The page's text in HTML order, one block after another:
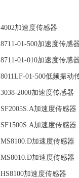
4002加速度传感器
8711-01-500加速度传感
8711-01-010加速度传感
8011LF-01-500低频振动
3038-2000加速度传感器
SF2005S.A加速度传感器
SF1500S.A加速度传感器
MS8100.D加速度传感器
MS8010.D加速度传感器
HS8100加速度传感器